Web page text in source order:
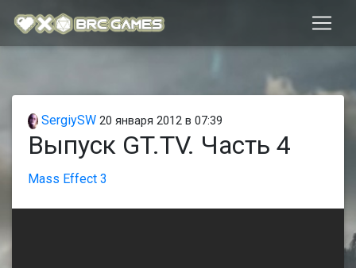
SergiySW 20 января 2012 в 07:39
Выпуск GT.TV. Часть 4
Mass Effect 3